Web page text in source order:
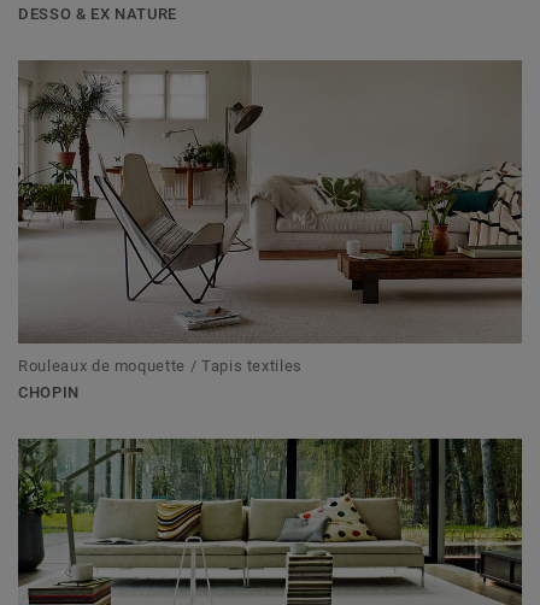
DESSO & EX NATURE
Rouleaux de moquette / Tapis textiles
CHOPIN